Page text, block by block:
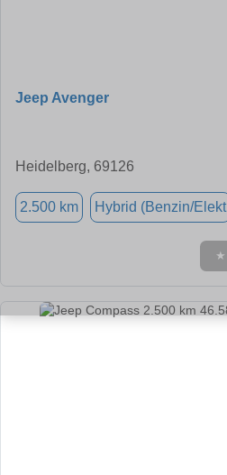
Jeep Avenger
Heidelberg, 69126
2.500 km Hybrid (Benzin/Elekt
★